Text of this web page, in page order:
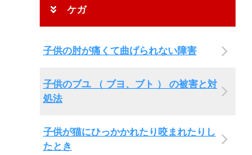
ケガ
子供の肘が痛くて曲げられない障害
子供のブユ （ ブヨ、ブト ） の被害と対
処法
子供が猫にひっかかれたり咬まれたりし
たとき